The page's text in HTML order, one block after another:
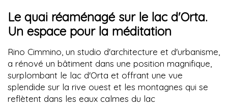
Le quai réaménagé sur le lac d'Orta.
Un espace pour la méditation
Rino Cimmino, un studio d'architecture et d'urbanisme,
a rénové un bâtiment dans une position magnifique,
surplombant le lac d'Orta et offrant une vue
splendide sur la rive ouest et les montagnes qui se
reflètent dans les eaux calmes du lac